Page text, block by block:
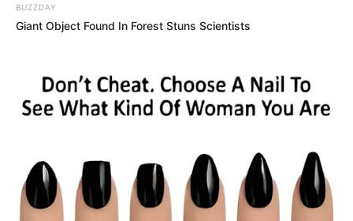
BUZZDAY
Giant Object Found In Forest Stuns Scientists